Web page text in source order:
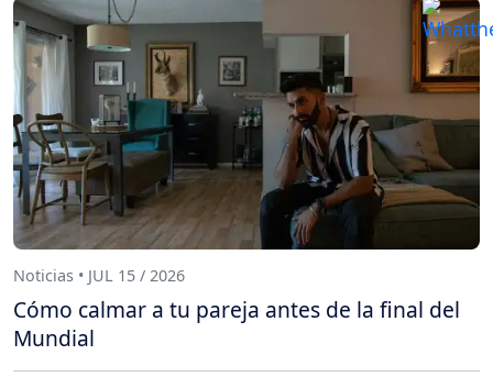
Noticias • JUL 15 / 2026
Cómo calmar a tu pareja antes de la final del
Mundial